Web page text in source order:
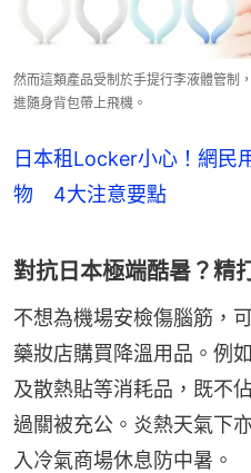
然而這類產品受制於手提行李液體管制
進隨身背包帶上飛機。
日本租Locker小心！網民
物 4大注意要點
對抗日本極端酷暑？精
不想為機場安檢傷腦筋，
藥妝店購買降溫用品。例
及散熱貼等消耗品，既不
過關被充公。炎熱天氣下
入冷氣商場休息防中暑。